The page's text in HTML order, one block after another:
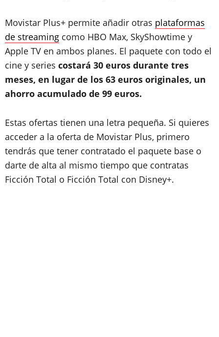
Movistar Plus+ permite añadir otras plataformas
de streaming como HBO Max, SkyShowtime y
Apple TV en ambos planes. El paquete con todo el
cine y series costará 30 euros durante tres
meses, en lugar de los 63 euros originales, un
ahorro acumulado de 99 euros.
Estas ofertas tienen una letra pequeña. Si quieres
acceder a la oferta de Movistar Plus, primero
tendrás que tener contratado el paquete base o
darte de alta al mismo tiempo que contratas
Ficción Total o Ficción Total con Disney+.